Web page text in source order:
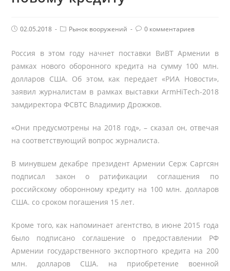
Post02.05.2018
PostРынок вооружений
Комментарии
0 комментариев
Россия в этом году начнет поставки ВиВТ Армении в
рамках нового оборонного кредита на сумму 100 млн.
долларов США. Об этом, как передает «РИА Новости»,
заявил журналистам в рамках выставки ArmHiTech-2018
замдиректора ФСВТС Владимир Дрожжов.
«Они предусмотрены на 2018 год», – сказал он, отвечая
на соответствующий вопрос журналиста.
В минувшем декабре президент Армении Серж Саргсян
подписал закон о ратификации соглашения по
российскому оборонному кредиту на 100 млн. долларов
США. со сроком погашения 15 лет.
Кроме того, как напоминает агентство, в июне 2015 года
было подписано соглашение о предоставлении РФ
Армении государственного экспортного кредита на 200
млн. долларов США. на приобретение военной